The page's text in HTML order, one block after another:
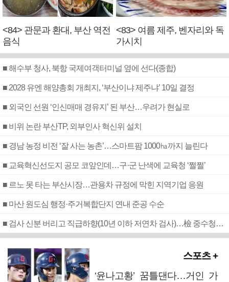
<84> 관문과 환대, 부산 역전
음식
<83> 여름 제주, 벤자리와 독
가시치
■ 해수부 청사, 북항 국제여객터미널 옆에 선다(종합)
■ 2028 유엔 해양총회 개최지, ‘부산이냐 제주냐’ 10일 결정
■ 외국인 선원 ‘인신매매 경유지’ 된 부산…우려가 현실로
■ 비위 논란 부산TP, 외부인사 혁신위 설치
■ 경남 농정 비전 ‘잘 사는 농촌’…스마트팜 1000㏊까지 늘린다
■ 교육혁신선도지 공모 코앞인데…구·군 난색에 교육청 ‘쩔쩔’
■ 르노 못 타는 부산시장…관용차 규정에 막힌 지역기업 응원
■ 마산 원도심 행정·주거복합단지 연내 준공 수순
■ 검사 신분 버리고 직급하향(10년 이하 저연차 검사)…檢 중수청행 기피
스포츠 +
‘윤나고황’ 꿈틀댄다…거인 가